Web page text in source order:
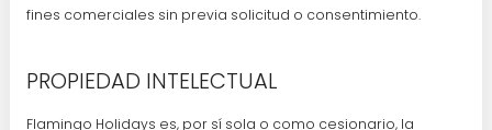
fines comerciales sin previa solicitud o consentimiento.
PROPIEDAD INTELECTUAL
Flamingo Holidays es, por sí sola o como cesionario, la